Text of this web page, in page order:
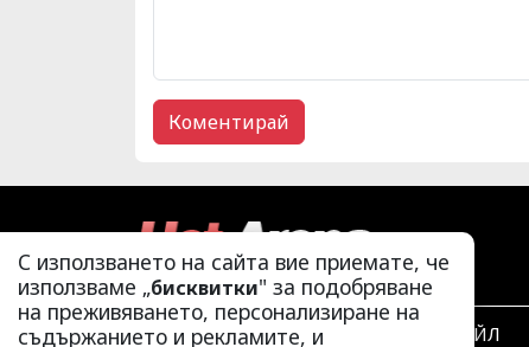
С използването на сайта вие приемате, че
използваме „бисквитки" за подобряване
на преживяването, персонализиране на
съдържанието и рекламите, и
ЛАЙФСТАЙЛ